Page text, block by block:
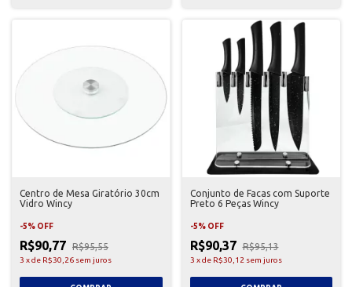
Centro de Mesa Giratório 30cm
Vidro Wincy
-5% OFF
R$90,77 R$95,55
3 xde R$30,26 sem juros
Conjunto de Facas com Suporte
Preto 6 Peças Wincy
-5% OFF
R$90,37 R$95,13
3 xde R$30,12 sem juros